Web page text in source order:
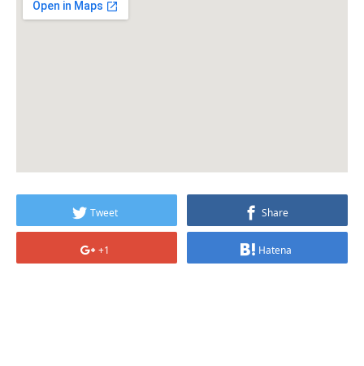
Tweet Share
+1 Hatena